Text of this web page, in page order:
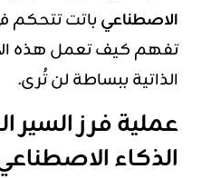
الاصطناعيباتت تتحكم
تفهم كيف تعمل هذه
الذاتية ببساطة لن تُرى.
عملية فرز السير
الذكاء